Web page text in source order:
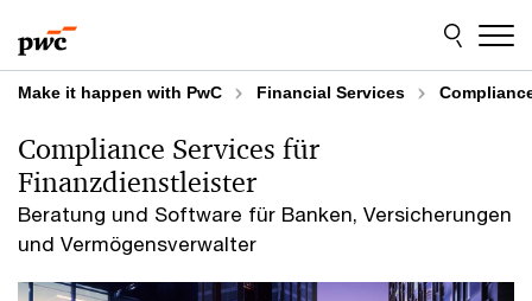
to
content
to
footer
Make it happen with PwC Financial Services
Beratung und Software für Banken, Versicherungen
und Vermögensverwalter
Compliance Services für
Finanzdienstleister